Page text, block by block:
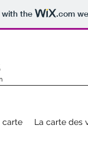
with the .com
carte La carte des